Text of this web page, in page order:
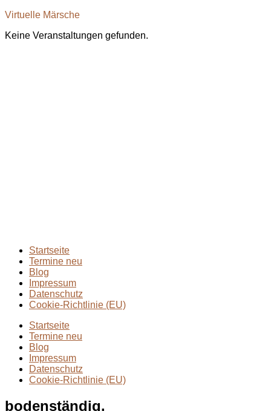
Virtuelle Märsche
Keine Veranstaltungen gefunden.
Startseite
Termine neu
Blog
Impressum
Datenschutz
Cookie-Richtlinie (EU)
Startseite
Termine neu
Blog
Impressum
Datenschutz
Cookie-Richtlinie (EU)
bodenständig.